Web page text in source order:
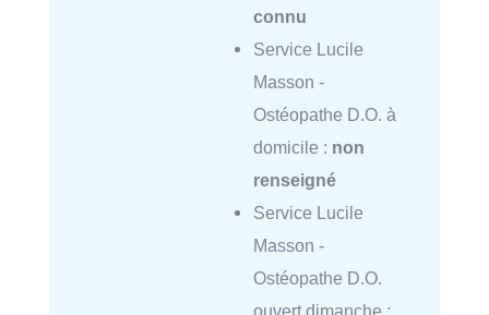
connu
Service Lucile
Masson -
Ostéopathe D.O. à
domicile : non
renseigné
Service Lucile
Masson -
Ostéopathe D.O.
ouvert dimanche :